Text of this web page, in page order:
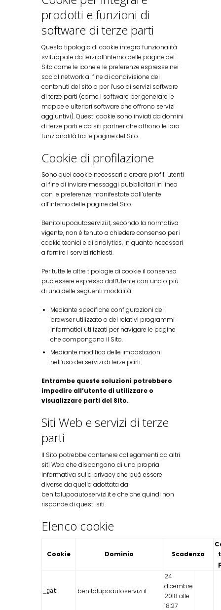
prodotti e funzioni di
software di terze parti
Questa tipologia di cookie integra funzionalità
sviluppate da terzi all’interno delle pagine del
Sito come le icone e le preferenze espresse nei
social network al fine di condivisione dei
contenuti del sito o per l’uso di servizi software
di terze parti (come i software per generare le
mappe e ulteriori software che offrono servizi
aggiuntivi). Questi cookie sono inviati da domini
di terze parti e da siti partner che offrono le loro
funzionalità tra le pagine del Sito.
Cookie di profilazione
Sono quei cookie necessari a creare profili utenti
al fine di inviare messaggi pubblicitari in linea
con le preferenze manifestate dall’utente
all’interno delle pagine del Sito.
Benitolupoautoservizi.it, secondo la normativa
vigente, non è tenuto a chiedere consenso per i
cookie tecnici e di analytics, in quanto necessari
a fornire i servizi richiesti.
Per tutte le altre tipologie di cookie il consenso
può essere espresso dall’Utente con una o più
di una delle seguenti modalità:
Mediante specifiche configurazioni del
browser utilizzato o dei relativi programmi
informatici utilizzati per navigare le pagine
che compongono il Sito.
Mediante modifica delle impostazioni
nell’uso dei servizi di terze parti
Entrambe queste soluzioni potrebbero
impedire all’utente di utilizzare o
visualizzare parti del Sito.
Siti Web e servizi di terze
parti
Il Sito potrebbe contenere collegamenti ad altri
siti Web che dispongono di una propria
informativa sulla privacy che può essere
diverse da quella adottata da
benitolupoautoservizi.it e che che quindi non
risponde di questi siti.
Elenco cookie
Cookie Dominio Scadenza
_gat .benitolupoautoservizi.it
24
dicembre
2018 alle
18:27